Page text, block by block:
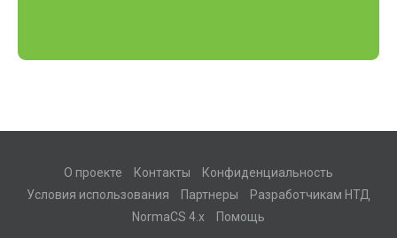
О проекте Контакты
Конфиденциальность
Условия использования
Партнеры
Разработчикам НТД
NormaCS 4.x
Помощь